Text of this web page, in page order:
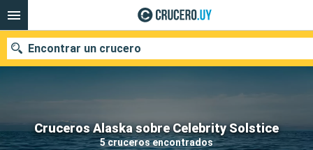
Cruceros Alaska sobre Celebrity Solstice
5 cruceros encontrados
Encontrar un crucero
Nuestros destinos